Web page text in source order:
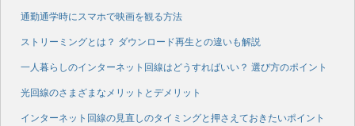
通勤通学時にスマホで映画を観る方法
ストリーミングとは？ ダウンロード再生との違いも解説
一人暮らしのインターネット回線はどうすればいい？ 選び方のポイント
光回線のさまざまなメリットとデメリット
インターネット回線の見直しのタイミングと押さえておきたいポイント